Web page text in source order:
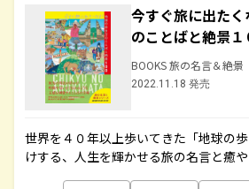
今すぐ旅に出た
のことばと絶景１
BOOKS 旅の名言＆絶景
2022.11.18 発売
世界を４０年以上歩いてきた「地球の
けする、人生を輝かせる旅の名言と癒